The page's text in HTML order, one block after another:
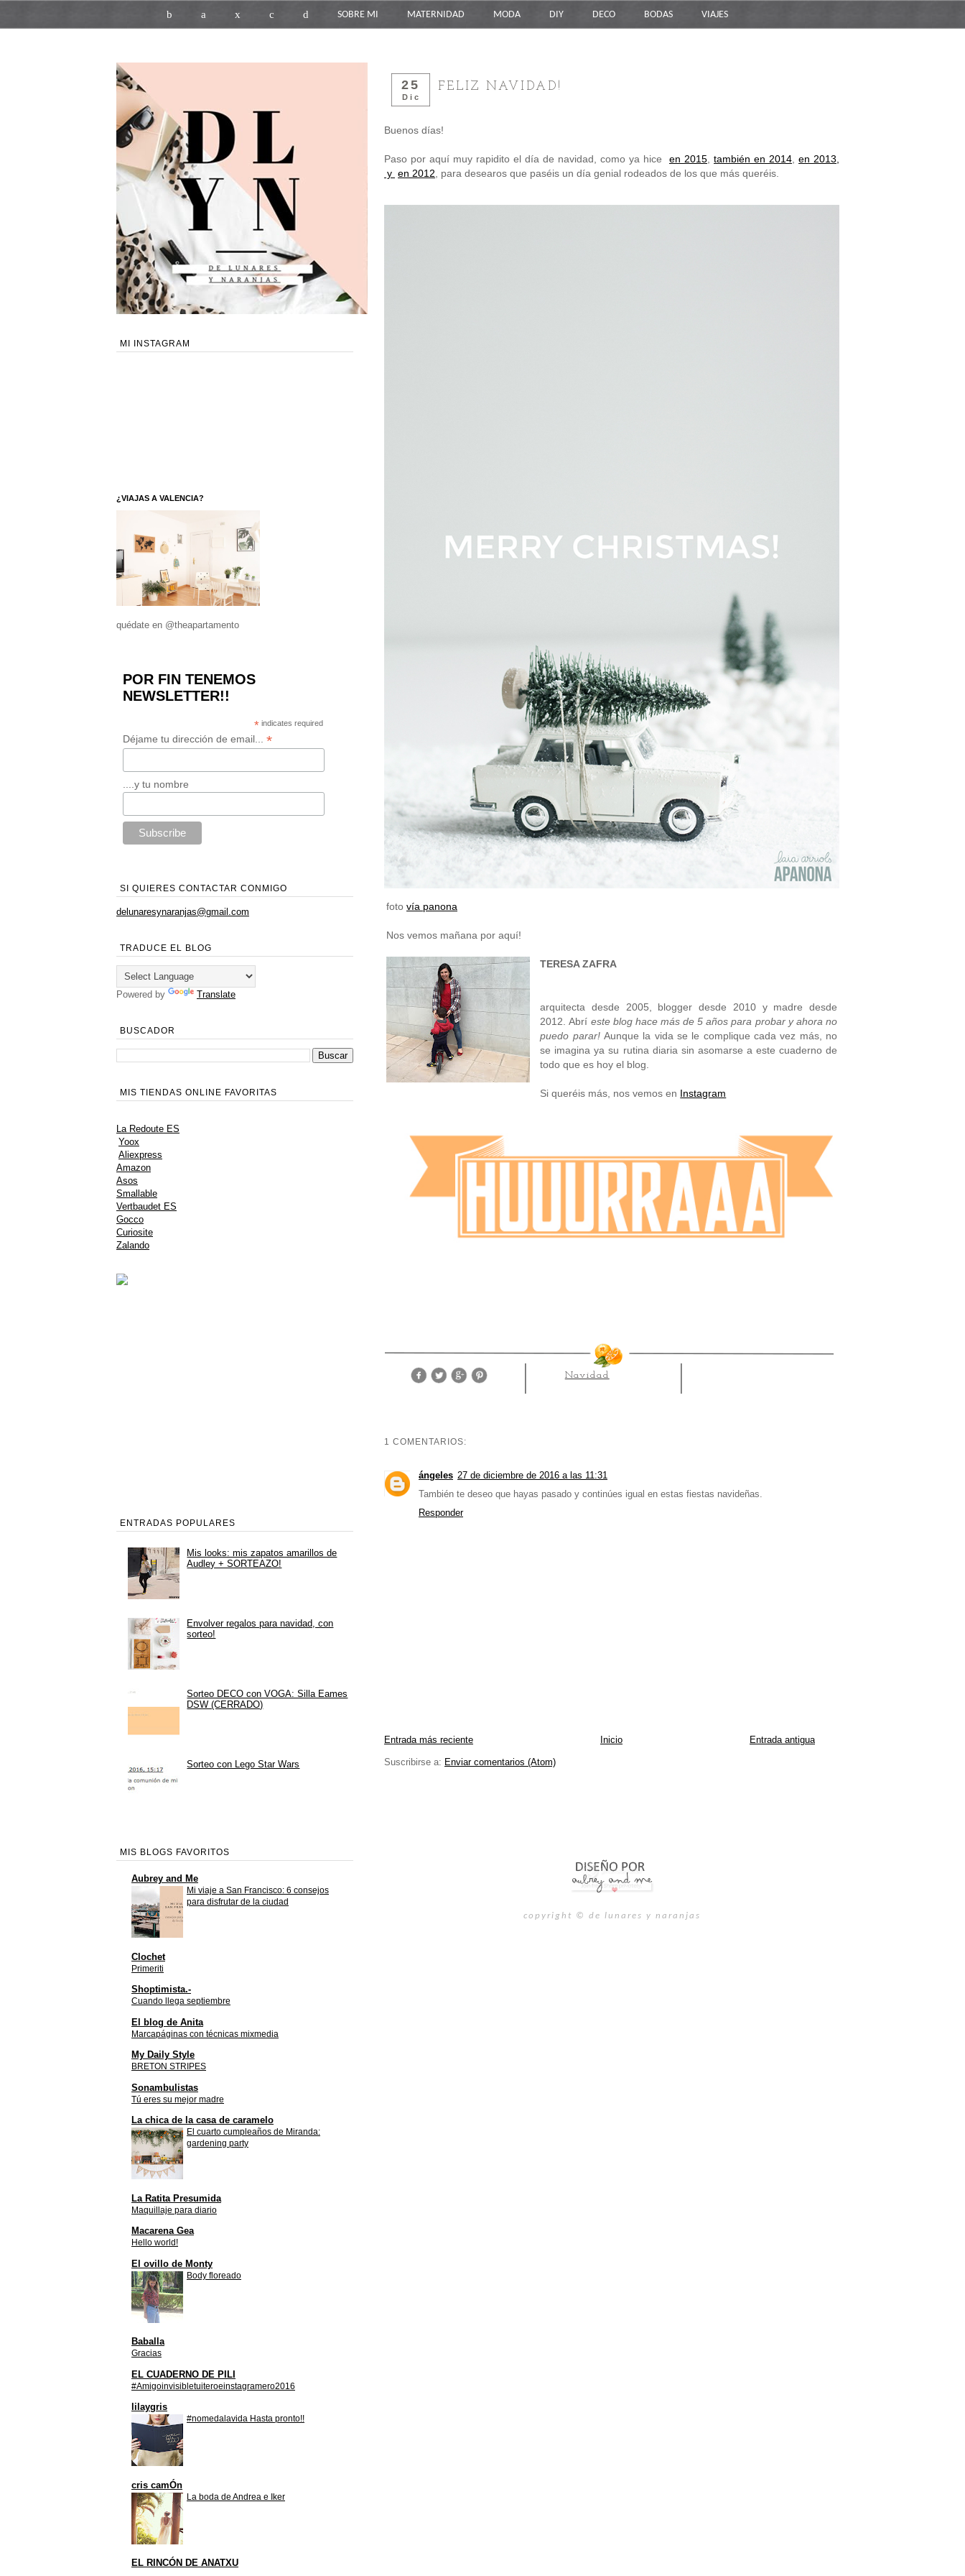
b a x c d SOBRE MI MATERNIDAD MODA DIY DECO BODAS VIAJES
25
Dic
FELIZ NAVIDAD!
Buenos días!
Paso por aquí muy rapidito el día de navidad, como ya hice en 2015 también en 2014 en 2013,
y en 2012 , para desearos que paséis un día genial rodeados de los que más queréis.
foto vía panona
Nos vemos mañana por aquí!
TERESA ZAFRA
arquitecta desde 2005, blogger desde 2010 y madre desde
2012. Abrí este blog hace más de 5 años para probar y ahora no
puedo parar! Aunque la vida se le complique cada vez más, no
se imagina ya su rutina diaria sin asomarse a este cuaderno de
todo que es hoy el blog.
Si queréis más, nos vemos en Instagram
Navidad
1 COMENTARIOS:
ángeles 27 de diciembre de 2016 a las 11:31
También te deseo que hayas pasado y continúes igual en estas fiestas navideñas.
Responder
Entrada más reciente Entrada antigua
Inicio
Suscribirse a: Enviar comentarios (Atom)
copyright © de lunares y naranjas
MI INSTAGRAM
¿VIAJAS A VALENCIA?
quédate en @theapartamento
POR FIN TENEMOS
NEWSLETTER!!
* indicates required
Déjame tu dirección de email... *
....y tu nombre
SI QUIERES CONTACTAR CONMIGO
delunaresynaranjas@gmail.com
TRADUCE EL BLOG
Powered by Translate
BUSCADOR
MIS TIENDAS ONLINE FAVORITAS
La Redoute ES
Yoox
Aliexpress
Amazon
Asos
Smallable
Vertbaudet ES
Gocco
Curiosite
Zalando
ENTRADAS POPULARES
Mis looks: mis zapatos amarillos de
Audley + SORTEAZO!
Envolver regalos para navidad, con
sorteo!
Sorteo DECO con VOGA: Silla Eames
DSW (CERRADO)
Sorteo con Lego Star Wars
MIS BLOGS FAVORITOS
Aubrey and Me
Mi viaje a San Francisco: 6 consejos
para disfrutar de la ciudad
Clochet
Primeriti
Shoptimista.-
Cuando llega septiembre
El blog de Anita
Marcapáginas con técnicas mixmedia
My Daily Style
BRETON STRIPES
Sonambulistas
Tú eres su mejor madre
La chica de la casa de caramelo
El cuarto cumpleaños de Miranda:
gardening party
La Ratita Presumida
Maquillaje para diario
Macarena Gea
Hello world!
El ovillo de Monty
Body floreado
Baballa
Gracias
EL CUADERNO DE PILI
#Amigoinvisibletuiteroeinstagramero2016
lilaygris
#nomedalavida Hasta pronto!!
cris camÓn
La boda de Andrea e Iker
EL RINCÓN DE ANATXU